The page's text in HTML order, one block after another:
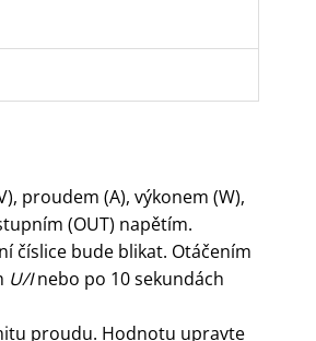
proudem (A), výkonem (W),
(OUT) napětím.
číslice bude blikat. Otáčením
U/Inebo po 10 sekundách
proudu. Hodnotu upravte